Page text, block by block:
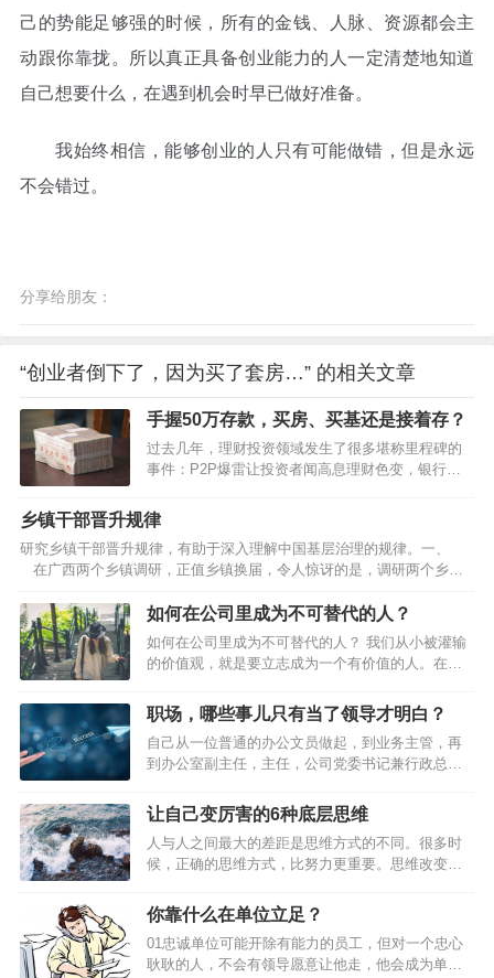
己的势能足够强的时候，所有的金钱、人脉、资源都会主
动跟你靠拢。所以真正具备创业能力的人一定清楚地知道
自己想要什么，在遇到机会时早已做好准备。
我始终相信，能够创业的人只有可能做错，但是永远
不会错过。
分享给朋友：
“创业者倒下了，因为买了套房…” 的相关文章
手握50万存款，买房、买基还是接着存？
过去几年，理财投资领域发生了很多堪称里程碑的
事件：P2P爆雷让投资者闻高息理财色变，银行理
话，股市大幅调整凸显基金高波动本色……似乎所
有的路都被堵上了，资金开始向存款回流。2022年
一季度，居民存款新增7.82万亿元，相比去年同期
多增1.14万亿元。与此同时，大家还是积极偿还或
少借贷款。2022年一季度，居民贷款新增1.26万亿
元，相比去年同期少增1.3万亿元。宏观数据能反映
数量变化，却不能有效反映微观个体的心态。对个
体投资者而言，资金回流存款更多是无奈…
乡镇干部晋升规律
研究乡镇干部晋升规律，有助于深入理解中国基层治理的规律。一、
在广西两个乡镇调研，正值乡镇换届，令人惊讶的是，调研两个乡镇
几乎所有班子成员都获得了提拔或重用。提拔是指由下一级提升到上一
级，重用是同级却到了更重要岗位。乡镇换届五年一度，几乎所有班子
成员都能在五年一度的乡镇换届中提拔重用，且这是可以预期的，这就
构成了对乡镇干部的巨大激励。乡镇政权是中国五级政权的基层政治，
乡镇一级资源比较少，待遇比较差，工作条件也往往比较艰苦，对乡镇
干…
如何在公司里成为不可替代的人？
如何在公司里成为不可替代的人？ 我们从小被灌输
的价值观，就是要立志成为一个有价值的人。在职
立足。评判一个人的价值有很多标准，能力强只是
其中之一而绝非关键。有时候，良好的态度、强烈
的责任心以及谦虚的心态往往比个人的工作能力重
要百倍。下面这篇文章提到的9个职场化的概念，值
得你深思和学习。 01 学会尊敬和服…
职场，哪些事儿只有当了领导才明白？
自己从一位普通的办公文员做起，到业务主管，再
到办公室副主任，主任，公司党委书记兼行政总
儿只有当了领导才明白？4条亲身经历的硬道理送给
你…
让自己变厉害的6种底层思维
人与人之间最大的差距是思维方式的不同。很多时
候，正确的思维方式，比努力更重要。思维改变一
喻户晓的故事：在伦敦的一条街上有三家裁衣店，
为了招揽更多的生意，三家裁衣店的老板先后在自
己的店铺前亮出一块广告牌。最先挂出的广告牌，
醒目地写着：“本店拥有伦敦最好的裁缝。”第二家老
你靠什么在单位立足？
01忠诚单位可能开除有能力的员工，但对一个忠心
耿耿的人，不会有领导愿意让他走，他会成为单位